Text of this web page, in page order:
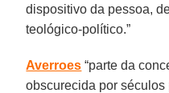
dispositivo da pessoa,
teológico-político.”
Averroes “parte da
obscurecida por